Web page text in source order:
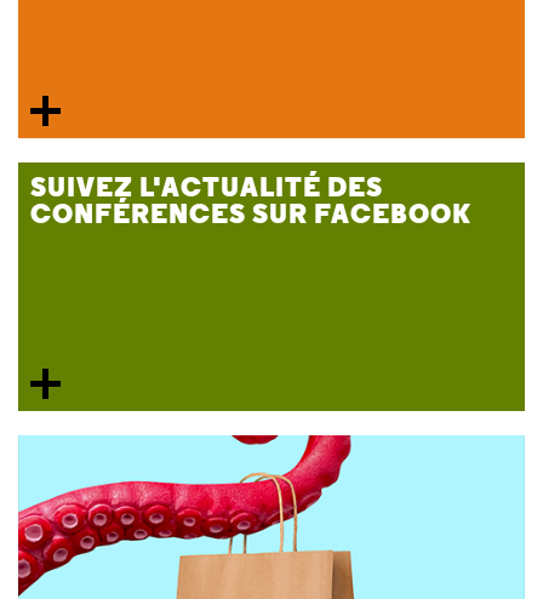
SUIVEZ L'ACTUALITÉ DES
CONFÉRENCES SUR FACEBOOK